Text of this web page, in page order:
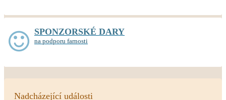
SPONZORSKÉ DARY
na podporu farnosti
Nadcházející události